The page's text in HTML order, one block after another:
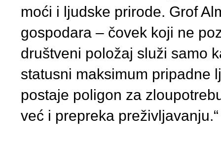
moći i ljudske prirode. Grof
gospodara – čovek koji ne
društveni položaj služi samo
statusni maksimum pripadne
postaje poligon za
već i prepreka preživljavanju.“